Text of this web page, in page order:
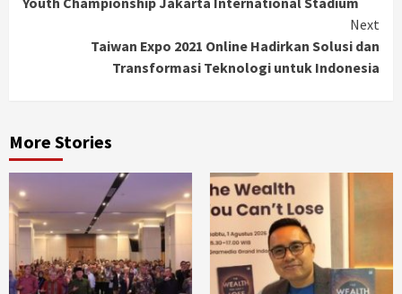
Next
Taiwan Expo 2021 Online Hadirkan Solusi dan
Transformasi Teknologi untuk Indonesia
More Stories